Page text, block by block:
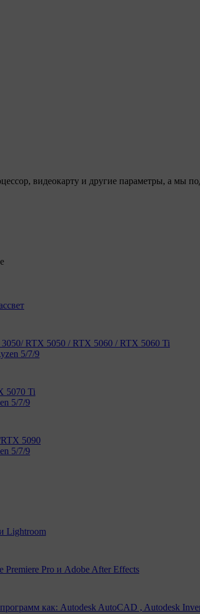
видеокарту и другие параметры, а мы
RTX 5050 / RTX 5060 / RTX 5060 Ti
5/7/9
5070 Ti
5/7/9
5090
5/7/9
Lightroom
Pro и Adobe After Effects
как: Autodesk AutoCAD , Autodesk